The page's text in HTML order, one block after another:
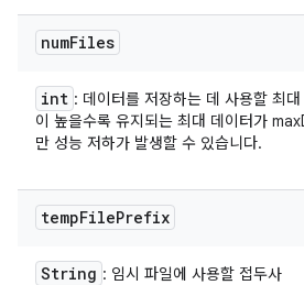
numFiles
int : 데이터를 저장하는 데 사용할 최
이 높을수록 유지되는 최대 데이터가
만 성능 저하가 발생할 수 있습니다.
tempFilePrefix
String : 임시 파일에 사용할 접두사